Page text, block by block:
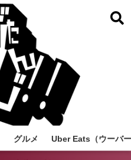
グルメ Uber Eats（ウーバ